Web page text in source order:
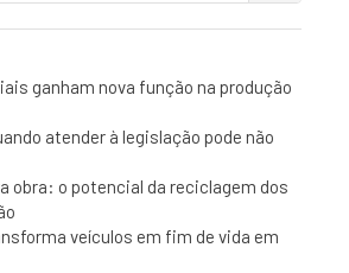
ganham nova função na produção
atender à legislação pode não
obra: o potencial da reciclagem dos
veículos em fim de vida em